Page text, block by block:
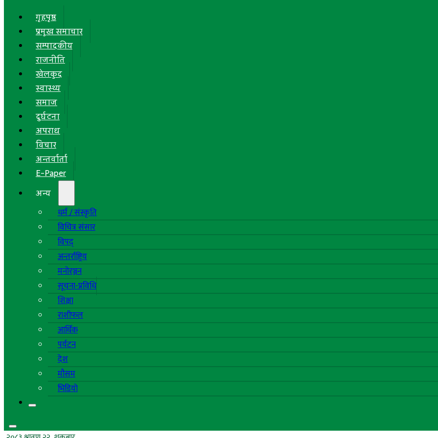
गृहपृष्ठ
प्रमुख समाचार
सम्पादकीय
राजनीति
खेलकुद
स्वास्थ्य
समाज
दुर्घटना
अपराध
विचार
अन्तर्वार्ता
E-Paper
अन्य
धर्म / संस्कृति
विचित्र संसार
विपद्
अन्तर्राष्ट्रिय
मनोरञ्जन
सूचना-प्रविधि
शिक्षा
राशीफल
आर्थिक
पर्यटन
देश
मौसम
भिडियो